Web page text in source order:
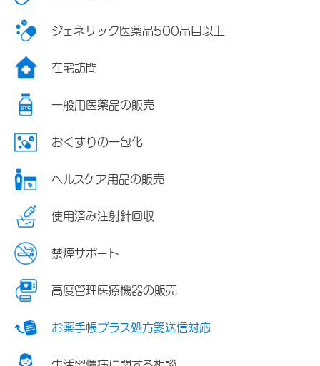
ジェネリック医薬品500品目以上
在宅訪問
一般用医薬品の販売
おくすりの一包化
ヘルスケア用品の販売
使用済み注射針回収
禁煙サポート
高度管理医療機器の販売
お薬手帳プラス処方箋送信対応